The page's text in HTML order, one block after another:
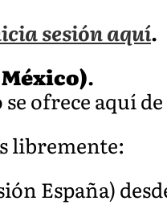
sesión aquí.
.
ofrece aquí
libremente:
España)